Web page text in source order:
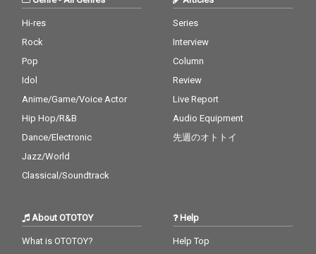
Hi-res
Rock
Pop
Idol
Anime/Game/Voice Actor
Hip Hop/R&B
Dance/Electronic
Jazz/World
Classical/Soundtrack
Series
Interview
Column
Review
Live Report
Audio Equipment
先週のオトトイ
About OTOTOY
What is OTOTOY?
Help
Help Top